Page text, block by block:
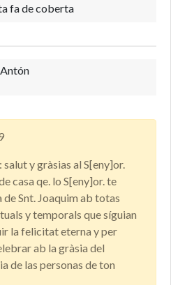
fa de coberta
y gràsias al S[eny]or.
casa qe. lo S[eny]or. te
Snt. Joaquim ab totas
y temporals que síguian
la felicitat eterna y per
ab la gràsia del
de las personas de ton